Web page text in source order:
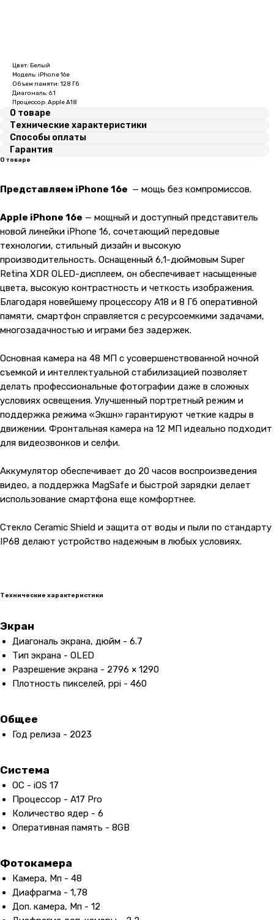
Цвет: Белый
Модель: iPhone 16e
Объем памяти: 128 Гб
Диагональ: 6.1
Процессор: Apple A18
О товаре
Технические характеристики
Способы оплаты
Гарантия
О товаре
Представляем iPhone 16e — мощь без компромиссов.
Apple iPhone 16e — мощный и доступный представитель
новой линейки iPhone 16, сочетающий передовые
технологии, стильный дизайн и высокую
производительность. Оснащенный 6,1-дюймовым Super
Retina XDR OLED-дисплеем, он обеспечивает насыщенные
цвета, высокую контрастность и четкость изображения.
Благодаря новейшему процессору A18 и 8 Гб оперативной
памяти, смартфон справляется с ресурсоемкими задачами,
многозадачностью и играми без задержек.
Основная камера на 48 МП с усовершенствованной ночной
съемкой и интеллектуальной стабилизацией позволяет
делать профессиональные фотографии даже в сложных
условиях освещения. Улучшенный портретный режим и
поддержка режима «Экшн» гарантируют четкие кадры в
движении. Фронтальная камера на 12 МП идеально подходит
для видеозвонков и селфи.
Аккумулятор обеспечивает до 20 часов воспроизведения
видео, а поддержка MagSafe и быстрой зарядки делает
использование смартфона еще комфортнее.
Стекло Ceramic Shield и защита от воды и пыли по стандарту
IP68 делают устройство надежным в любых условиях.
Технические характеристики
Экран
Диагональ экрана, дюйм - 6.7
Тип экрана - OLED
Разрешение экрана - 2796 × 1290
Плотность пикселей, ppi - 460
Общее
Год релиза - 2023
Система
ОС - iOS 17
Процессор - A17 Pro
Количество ядер - 6
Оперативная память - 8GB
Фотокамера
Камера, Мп - 48
Диафрагма - 1,78
Доп. камера, Мп - 12